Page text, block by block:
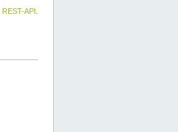
REST-API